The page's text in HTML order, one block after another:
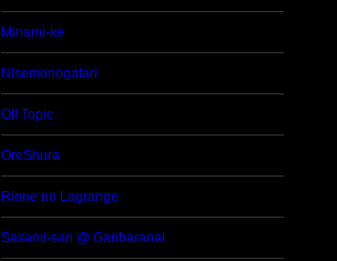
Minami-ke
Nisemonogatari
Off Topic
OreShura
Rinne no Lagrange
Sasami-san @ Ganbaranai